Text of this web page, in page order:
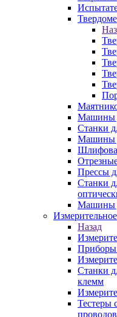
Машины
Станки
Машины
Прессы
Станки
Машины
Назад
Приборы
Станки
клемм
Тестеры
проводов